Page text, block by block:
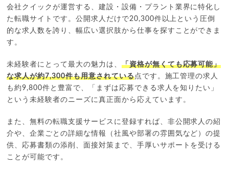
会社クイックが運営する、建設・設備・プラント業界に特化し
た転職サイトです。公開求人だけで20,300件以上という圧倒
的な求人数を誇り、幅広い選択肢から仕事を探すことができま
す。
未経験者にとって最大の魅力は、 「資格が無くても応募可能」
な求人が約7,300件も用意されている点です。施工管理の求人
も約9,800件と豊富で、「まずは応募できる求人を知りたい」
という未経験者のニーズに真正面から応えています。
また、無料の転職支援サービスに登録すれば、非公開求人の紹
介や、企業ごとの詳細な情報（社風や部署の雰囲気など）の提
供、応募書類の添削、面接対策まで、手厚いサポートを受ける
ことが可能です。